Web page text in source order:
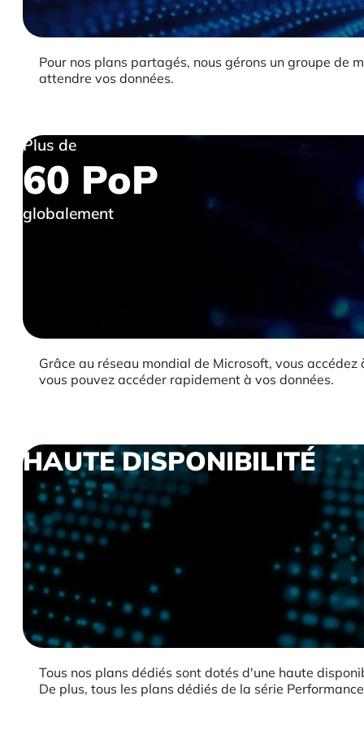
Pour nos plans partagés, nous gérons un groupe de
attendre vos données.
Plus de
60 PoP
globalement
Grâce au réseau mondial de Microsoft, vous
vous pouvez accéder rapidement à vos données.
HAUTE DISPONIBILITÉ
Tous nos plans dédiés sont dotés d'une haute
De plus, tous les plans dédiés de la série